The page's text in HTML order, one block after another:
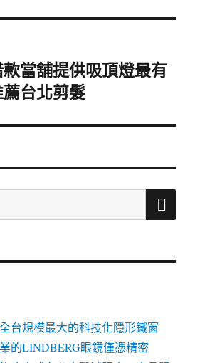
當舖提供吸頂燈最有
台北剪髮
搜
台規模最大的科技化隱形鐵窗
的LINDBERG眼鏡僅憑精密